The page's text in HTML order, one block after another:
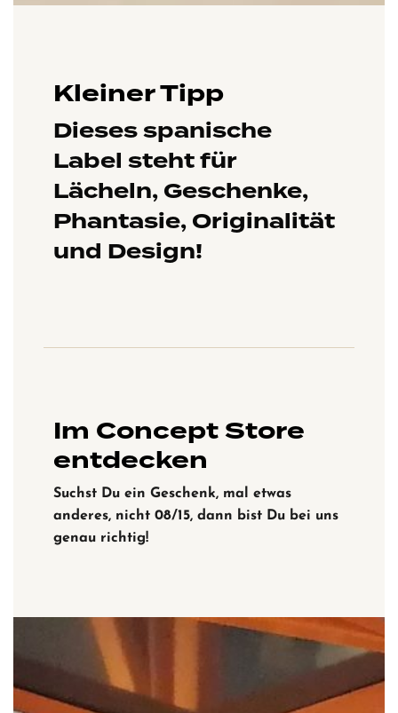
Kleiner Tipp
Dieses spanische
Label steht für
Lächeln, Geschenke,
Phantasie, Originalität
und Design!
Im Concept Store
entdecken
Suchst Du ein Geschenk, mal etwas
anderes, nicht 08/15, dann bist Du bei uns
genau richtig!